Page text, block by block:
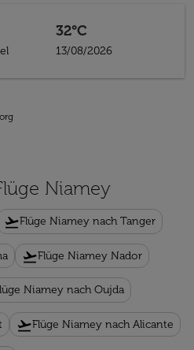
32°C
13/08/2026
Niamey
flight_takeoffFlüge Niamey nach Tanger
flight_takeoffFlüge Niamey Nador
Niamey nach Oujda
flight_takeoffFlüge Niamey nach Alicante